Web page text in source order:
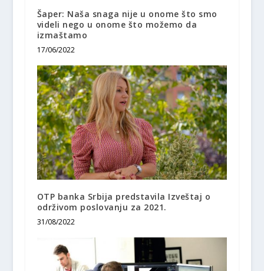
Šaper: Naša snaga nije u onome što smo
videli nego u onome što možemo da
izmaštamo
17/06/2022
OTP banka Srbija predstavila Izveštaj o
održivom poslovanju za 2021.
31/08/2022